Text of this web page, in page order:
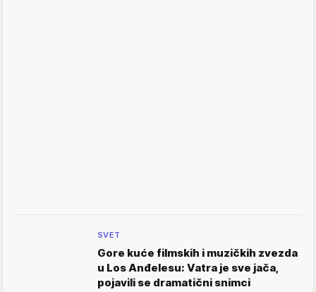
SVET
Gore kuće filmskih i muzičkih zvezda
u Los Anđelesu: Vatra je sve jača,
pojavili se dramatični snimci